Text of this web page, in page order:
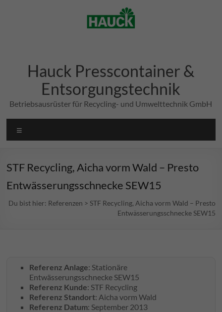
Hauck Presscontainer &
Entsorgungstechnik
Betriebsausrüster für Recycling- und Umwelttechnik GmbH
STF Recycling, Aicha vorm Wald – Presto
Entwässerungsschnecke SEW15
Du bist hier: Referenzen > STF Recycling, Aicha vorm Wald – Presto
Entwässerungsschnecke SEW15
Referenz Anlage: Stationäre
Entwässerungsschnecke SEW15
Referenz Kunde: STF Recycling
Referenz Standort: Aicha vorm Wald
Referenz Datum: September 2013